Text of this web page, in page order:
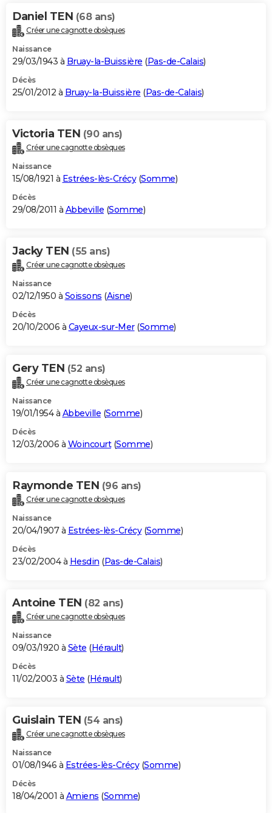
Daniel TEN (68 ans)
Créer une cagnotte obsèques
Naissance
29/03/1943 à Bruay-la-Buissière (Pas-de-Calais)
Décès
25/01/2012 à Bruay-la-Buissière (Pas-de-Calais)
Victoria TEN (90 ans)
Créer une cagnotte obsèques
Naissance
15/08/1921 à Estrées-lès-Crécy(Somme)
Décès
29/08/2011 à Abbeville (Somme)
Jacky TEN (55 ans)
Créer une cagnotte obsèques
Naissance
02/12/1950 à Soissons (Aisne)
Décès
20/10/2006 à Cayeux-sur-Mer(Somme)
Gery TEN (52 ans)
Créer une cagnotte obsèques
Naissance
19/01/1954 à Abbeville (Somme)
Décès
12/03/2006 à Woincourt(Somme)
Raymonde TEN (96 ans)
Créer une cagnotte obsèques
Naissance
20/04/1907 à Estrées-lès-Crécy(Somme)
Décès
23/02/2004 à Hesdin (Pas-de-Calais)
Antoine TEN (82 ans)
Créer une cagnotte obsèques
Naissance
09/03/1920 à Sète (Hérault)
Décès
11/02/2003 à Sète (Hérault)
Guislain TEN (54 ans)
Créer une cagnotte obsèques
Naissance
01/08/1946 à Estrées-lès-Crécy(Somme)
Décès
18/04/2001 à Amiens (Somme)